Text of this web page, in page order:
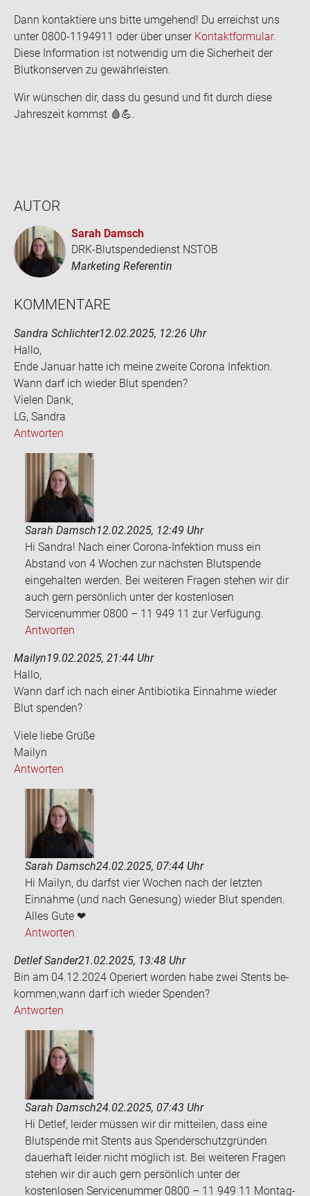
Dann kon­tak­tie­re uns bitte um­ge­hend! Du er­reichst uns
unter 0800-​1194911 oder über unser Kon­takt­for­mu­lar.
Diese In­for­ma­ti­on ist not­wen­dig um die Si­cher­heit der
Blut­kon­ser­ven zu ge­währ­leis­ten.
Wir wün­schen dir, dass du ge­sund und fit durch diese
Jah­res­zeit kommst 🩸💪.
AUTOR
Sarah Damsch
DRK-Blutspendedienst NSTOB
Marketing Referentin
KOM­MEN­TA­RE
Sandra Schlichter12.02.2025, 12:26 Uhr
Hallo,
Ende Ja­nu­ar hatte ich meine zwei­te Co­ro­na In­fek­ti­on.
Wann darf ich wie­der Blut spen­den?
Vie­len Dank,
LG, San­dra
Antworten
Sarah Damsch12.02.2025, 12:49 Uhr
Hi Sandra! Nach einer Corona-Infektion muss ein
Abstand von 4 Wochen zur nächsten Blutspende
eingehalten werden. Bei weiteren Fragen stehen wir dir
auch gern persönlich unter der kostenlosen
Servicenummer 0800 – 11 949 11 zur Verfügung.
Antworten
Mailyn19.02.2025, 21:44 Uhr
Hallo,
Wann darf ich nach einer An­ti­bio­ti­ka Ein­nah­me wie­der
Blut spen­den?
Viele liebe Grüße
Mai­lyn
Antworten
Sarah Damsch24.02.2025, 07:44 Uhr
Hi Mailyn, du darfst vier Wochen nach der letzten
Einnahme (und nach Genesung) wieder Blut spenden.
Alles Gute ❤
Antworten
Detlef Sander21.02.2025, 13:48 Uhr
Bin am 04.12.2024 Ope­riert wor­den habe zwei Stents be­
kom­men,wann darf ich wie­der Spen­den?
Antworten
Sarah Damsch24.02.2025, 07:43 Uhr
Hi Detlef, leider müssen wir dir mitteilen, dass eine
Blutspende mit Stents aus Spenderschutzgründen
dauerhaft leider nicht möglich ist. Bei weiteren Fragen
stehen wir dir auch gern persönlich unter der
kostenlosen Servicenummer 0800 – 11 949 11 Montag-